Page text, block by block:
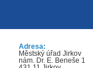
Adresa:
Městský úřad Jirkov
nám. Dr. E. Beneše 1